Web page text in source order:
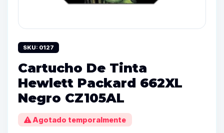
SKU: 0127
Cartucho De Tinta
Hewlett Packard 662XL
Negro CZ105AL
Agotado temporalmente